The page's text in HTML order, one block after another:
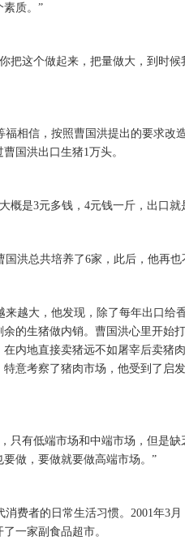
素质。”
把这个做起来，把量做大，到时候
相信，按照曹国洪提出的要求改
国洪出口生猪1万头。
概是3元多钱，4元钱一斤，出口就
洪总共培养了6家，此后，他再也
越大，他发现，除了每年出口给
余的生猪做内销。曹国洪心里开
内地直接卖猪远不如屠宰后卖猪
意考察了猪肉市场，他受到了启
只有低端市场和中端市场，但是
做，要做就要做高端市场。”
费者的日常生活习惯。2001年3
一家副食品超市。